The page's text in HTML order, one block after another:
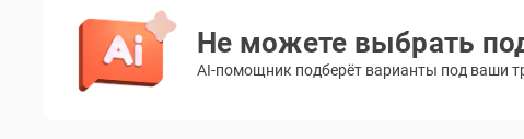
Не можете выбрать
AI-помощник подберёт варианты под ваши